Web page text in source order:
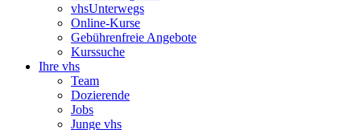
vhsUnterwegs
Online-Kurse
Gebührenfreie Angebote
Kurssuche
Ihre vhs
Team
Dozierende
Jobs
Junge vhs